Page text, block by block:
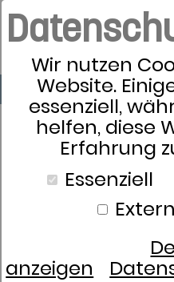
Wir nutzen
Website.
essenziell,
helfen, diese
Erfahrung
Essenziell
anzeigen
Schlafkultur
Bettwäsche
Stützend und
dormabell